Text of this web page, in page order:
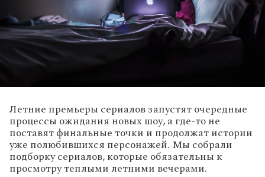
Летние премьеры сериалов запустят очередные
процессы ожидания новых шоу, а где-то не
поставят финальные точки и продолжат истории
уже полюбившихся персонажей. Мы собрали
подборку сериалов, которые обязательны к
просмотру теплыми летними вечерами.